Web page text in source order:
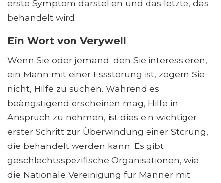
erste Symptom darstellen und das letzte, das
behandelt wird.
Ein Wort von Verywell
Wenn Sie oder jemand, den Sie interessieren,
ein Mann mit einer Essstörung ist, zögern Sie
nicht, Hilfe zu suchen. Während es
beängstigend erscheinen mag, Hilfe in
Anspruch zu nehmen, ist dies ein wichtiger
erster Schritt zur Überwindung einer Störung,
die behandelt werden kann. Es gibt
geschlechtsspezifische Organisationen, wie
die Nationale Vereinigung für Männer mit